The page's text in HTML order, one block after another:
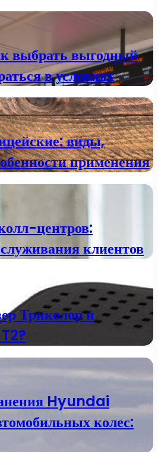
выбрать выгодный
в условиях
виды,
применения
центров:
клиентов
Триколор и
Hyundai
колес: